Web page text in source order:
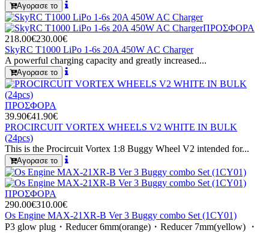
Αγορασε το
ΠΡΟΣΦΟΡΑ
218.00€230.00€
SkyRC T1000 LiPo 1-6s 20A 450W AC Charger
A powerful charging capacity and greatly increased...
Αγορασε το
ΠΡΟΣΦΟΡΑ
39.90€41.90€
PROCIRCUIT VORTEX WHEELS V2 WHITE IN BULK
(24pcs)
This is the Procircuit Vortex 1:8 Buggy Wheel V2 intended for...
Αγορασε το
ΠΡΟΣΦΟΡΑ
290.00€310.00€
Os Engine MAX-21XR-B Ver 3 Buggy combo Set (1CY01)
P3 glow plug・Reducer 6mm(orange)・Reducer 7mm(yellow) ・